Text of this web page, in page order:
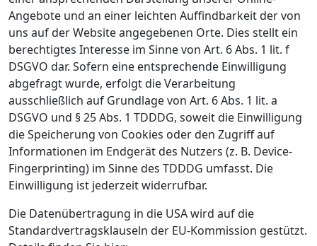
Angebote und an einer leichten Auffindbarkeit der von
uns auf der Website angegebenen Orte. Dies stellt ein
berechtigtes Interesse im Sinne von Art. 6 Abs. 1 lit. f
DSGVO dar. Sofern eine entsprechende Einwilligung
abgefragt wurde, erfolgt die Verarbeitung
ausschließlich auf Grundlage von Art. 6 Abs. 1 lit. a
DSGVO und § 25 Abs. 1 TDDDG, soweit die Einwilligung
die Speicherung von Cookies oder den Zugriff auf
Informationen im Endgerät des Nutzers (z. B. Device-
Fingerprinting) im Sinne des TDDDG umfasst. Die
Einwilligung ist jederzeit widerrufbar.
Die Datenübertragung in die USA wird auf die
Standardvertragsklauseln der EU-Kommission gestützt.